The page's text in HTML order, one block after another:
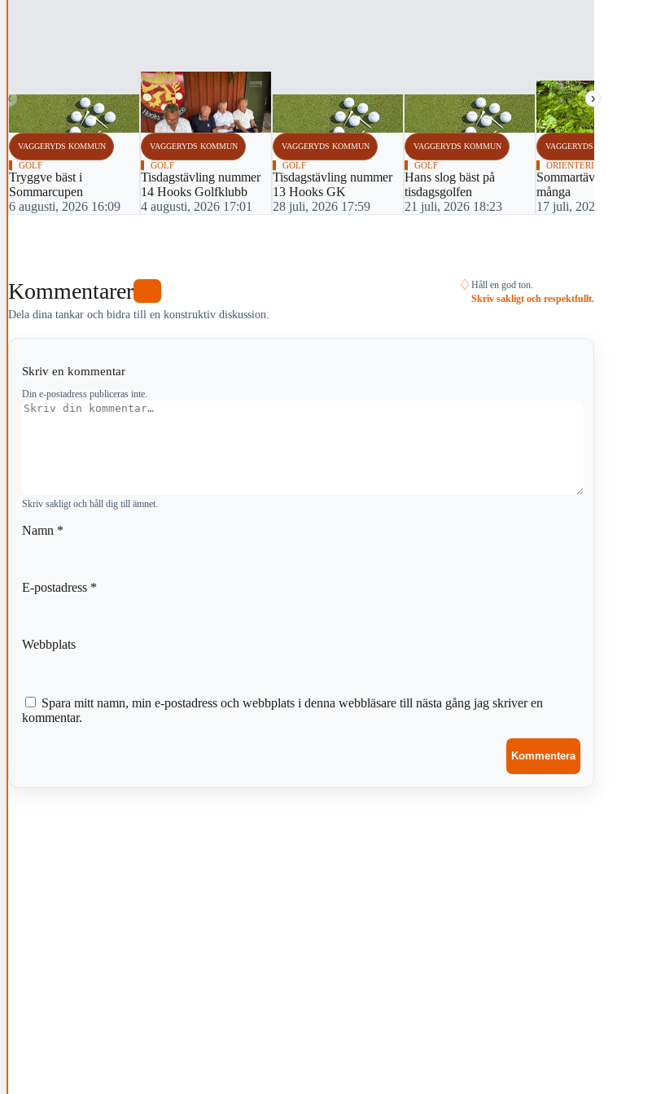
‹ ›
VAGGERYDS KOMMUN
GOLF
Tryggve bäst i
Sommarcupen
6 augusti, 2026 16:09
VAGGERYDS KOMMUN
GOLF
Tisdagstävling nummer
14 Hooks Golfklubb
4 augusti, 2026 17:01
VAGGERYDS KOMMUN
GOLF
Tisdagstävling nummer
13 Hooks GK
28 juli, 2026 17:59
VAGGERYDS KOMMUN
GOLF
Hans slog bäst på
tisdagsgolfen
21 juli, 2026 18:23
VAGGERYDS KOMMUN
ORIENTERING
Sommartävling lockade
många
17 juli, 2026 12:03
Kommentarer
Dela dina tankar och bidra till en konstruktiv diskussion.
♢ Håll en god ton.
Skriv sakligt och respektfullt.
Skriv en kommentar
Din e-postadress publiceras inte.
Kommentar
Skriv sakligt och håll dig till ämnet.
Namn *
E-postadress *
Webbplats
Spara mitt namn, min e-postadress och webbplats i denna webbläsare till nästa gång jag skriver en
kommentar.